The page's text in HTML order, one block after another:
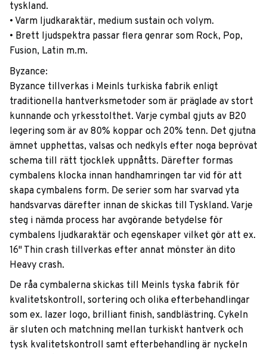
tyskland.
• Varm ljudkaraktär, medium sustain och volym.
• Brett ljudspektra passar flera genrar som Rock, Pop,
Fusion, Latin m.m.
Byzance:
Byzance tillverkas i Meinls turkiska fabrik enligt
traditionella hantverksmetoder som är präglade av stort
kunnande och yrkesstolthet. Varje cymbal gjuts av B20
legering som är av 80% koppar och 20% tenn. Det gjutna
ämnet upphettas, valsas och nedkyls efter noga beprövat
schema till rätt tjocklek uppnåtts. Därefter formas
cymbalens klocka innan handhamringen tar vid för att
skapa cymbalens form. De serier som har svarvad yta
handsvarvas därefter innan de skickas till Tyskland. Varje
steg i nämda process har avgörande betydelse för
cymbalens ljudkaraktär och egenskaper vilket gör att ex.
16" Thin crash tillverkas efter annat mönster än dito
Heavy crash.
De råa cymbalerna skickas till Meinls tyska fabrik för
kvalitetskontroll, sortering och olika efterbehandlingar
som ex. lazer logo, brilliant finish, sandblästring. Cykeln
är sluten och matchning mellan turkiskt hantverk och
tysk kvalitetskontroll samt efterbehandling är nyckeln